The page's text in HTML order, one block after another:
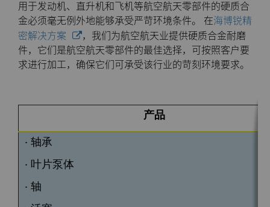
研磨液和悬浮液
Hyperion金刚石研磨液
流体端部件
食品加工零部件
成形模具
成形模具坯料
齿轮滚刀坯料
通用制造
卫生
材料分析实验室
QEHS政策
公司管理
新闻
安全数据表
用于发动机、直升机和飞机等航空航天零部件的硬质合
金必须毫无例外地能够承受严苛环境条件。 在海博锐精
密解决方案
，我们为航空航天业提供硬质合金耐磨
件，它们是航空航天零部件的最佳选择，可按照客户要
求进行加工，确保它们可承受该行业的苛刻环境要求。
产品
• 轴承
• 叶片泵体
• 轴